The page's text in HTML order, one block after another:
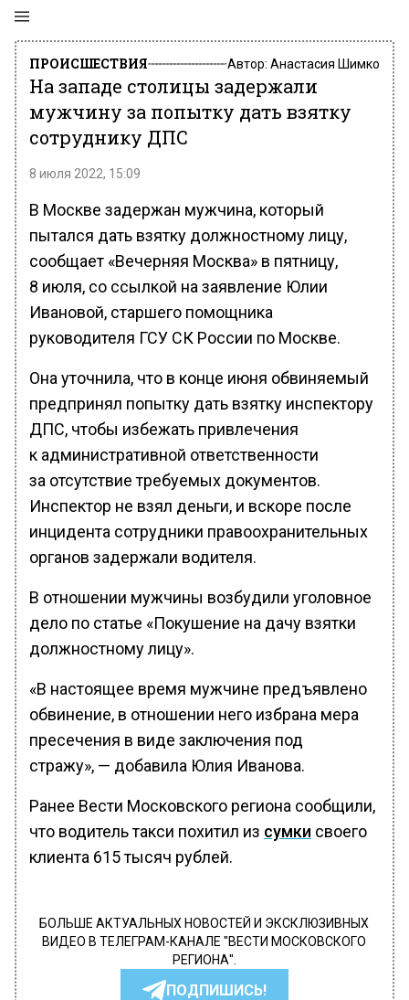
ПРОИСШЕСТВИЯ Автор: Анастасия Шимко
На западе столицы задержали
мужчину за попытку дать взятку
сотруднику ДПС
8 июля 2022, 15:09
В Москве задержан мужчина, который
пытался дать взятку должностному лицу,
сообщает «Вечерняя Москва» в пятницу,
8 июля, со ссылкой на заявление Юлии
Ивановой, старшего помощника
руководителя ГСУ СК России по Москве.
Она уточнила, что в конце июня обвиняемый
предпринял попытку дать взятку инспектору
ДПС, чтобы избежать привлечения
к административной ответственности
за отсутствие требуемых документов.
Инспектор не взял деньги, и вскоре после
инцидента сотрудники правоохранительных
органов задержали водителя.
В отношении мужчины возбудили уголовное
дело по статье «Покушение на дачу взятки
должностному лицу».
«В настоящее время мужчине предъявлено
обвинение, в отношении него избрана мера
пресечения в виде заключения под
стражу», — добавила Юлия Иванова.
Ранее Вести Московского региона сообщили,
что водитель такси похитил из сумки своего
клиента 615 тысяч рублей.
БОЛЬШЕ АКТУАЛЬНЫХ НОВОСТЕЙ И ЭКСКЛЮЗИВНЫХ
ВИДЕО В ТЕЛЕГРАМ-КАНАЛЕ "ВЕСТИ МОСКОВСКОГО
РЕГИОНА".
ПОДПИШИСЬ!